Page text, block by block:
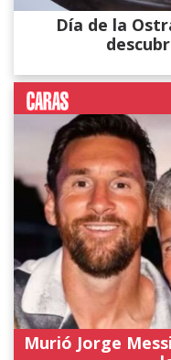
Día de la
Murió Jorge